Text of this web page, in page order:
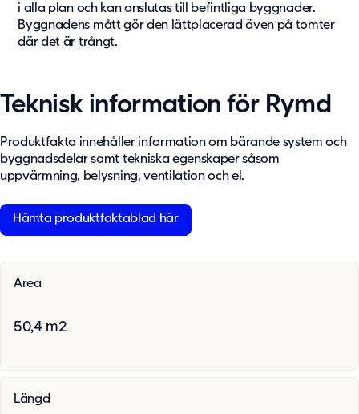
i alla plan och kan anslutas till befintliga byggnader.
Byggnadens mått gör den lättplacerad även på tomter
där det är trångt.
Teknisk information för Rymd
Produktfakta innehåller information om bärande system och
byggnadsdelar samt tekniska egenskaper såsom
uppvärmning, belysning, ventilation och el.
Hämta produktfaktablad här
Area
50,4 m2
Längd